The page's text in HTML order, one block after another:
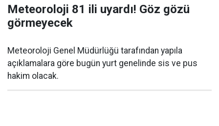
Meteoroloji 81 ili uyardı! Göz gözü
görmeyecek
Meteoroloji Genel Müdürlüğü tarafından yapıla
açıklamalara göre bugün yurt genelinde sis ve pus
hakim olacak.